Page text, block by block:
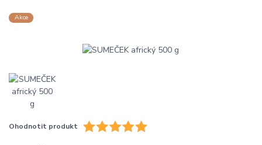
Akce
Ohodnotit produkt